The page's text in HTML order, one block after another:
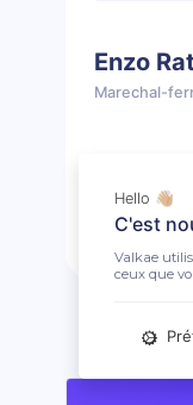
Enzo
Marechal-
Hello 👋🏼
C'est
Valkae
ceux que